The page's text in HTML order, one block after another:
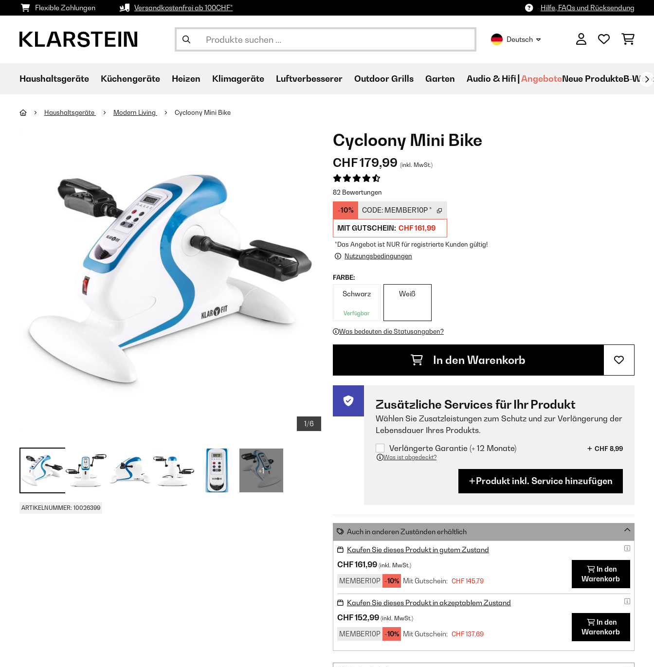
Flexible Zahlungen Versandkostenfrei ab 100CHF* Hilfe, FAQs und Rücksendung
Deutsch
Haushaltsgeräte Küchengeräte Heizen Klimageräte Luftverbesserer Outdoor Grills Garten Audio & Hifi AngeboteNeue ProdukteB-
Haushaltsgeräte Modern Living Cycloony Mini Bike
1/6
+1
ARTIKELNUMMER: 10026399
Cycloony Mini Bike
CHF 179,99 (inkl. MwSt.)
82 Bewertungen
-10% CODE: MEMBER10P *
MIT GUTSCHEIN: CHF 161,99
*Das Angebot ist NUR für registrierte Kunden gültig!
Nutzungsbedingungen
FARBE:
Schwarz
Verfügbar
Weiß
Was bedeuten die Statusangaben?
In den Warenkorb
Zusätzliche Services für Ihr Produkt
Wählen Sie Zusatzleistungen zum Schutz und zur Verlängerung der
Lebensdauer Ihres Produkts.
Verlängerte Garantie (+ 12 Monate)
CHF 8,99
Was ist abgedeckt?
Produkt inkl. Service hinzufügen
Auch in anderen Zuständen erhältlich
Kaufen Sie dieses Produkt in gutem Zustand
CHF 161,99 (inkl. MwSt.)
MEMBER10P -10% Mit Gutschein: CHF 145,79
In den
Warenkorb
Kaufen Sie dieses Produkt in akzeptablem Zustand
CHF 152,99 (inkl. MwSt.)
MEMBER10P -10% Mit Gutschein: CHF 137,69
In den
Warenkorb